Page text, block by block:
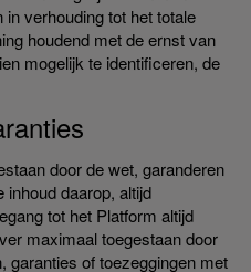
verhouding tot het totale
houdend met de ernst van
mogelijk te identificeren, de
door de wet, garanderen
inhoud daarop, altijd
tot het Platform altijd
maximaal toegestaan door
garanties of toezeggingen met